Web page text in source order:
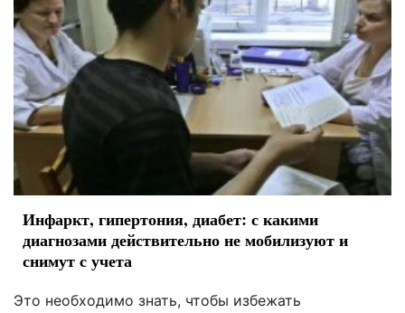
Инфаркт, гипертония, диабет: с какими
диагнозами действительно не мобилизуют и
снимут с учета
Это необходимо знать, чтобы избежать